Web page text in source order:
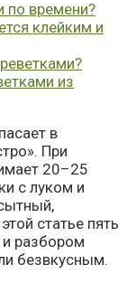
по времени?
клейким и
из
в
При
20–25
с луком и
статье пять
разбором
безвкусным.